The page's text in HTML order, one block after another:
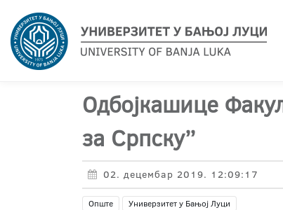
Одбојкашице
за Српску’’
02. децембар 2019. 12:09:17
Опште Универзитет у Бањој Луци